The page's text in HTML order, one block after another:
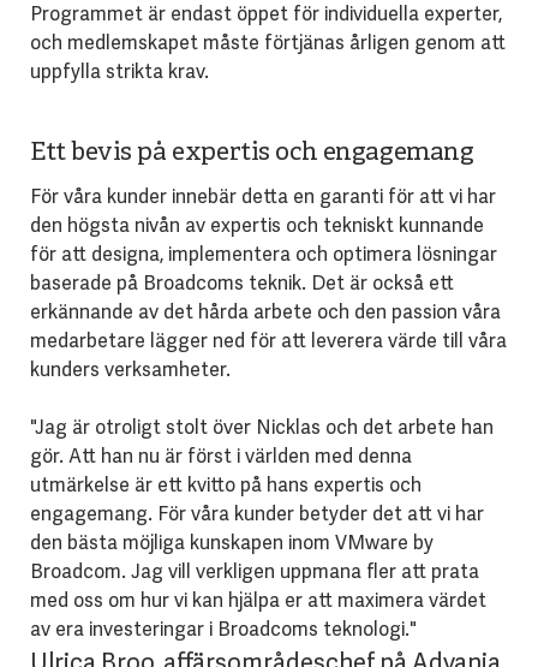
Programmet är endast öppet för individuella experter,
och medlemskapet måste förtjänas årligen genom att
uppfylla strikta krav.
Ett bevis på expertis och engagemang
För våra kunder innebär detta en garanti för att vi har
den högsta nivån av expertis och tekniskt kunnande
för att designa, implementera och optimera lösningar
baserade på Broadcoms teknik. Det är också ett
erkännande av det hårda arbete och den passion våra
medarbetare lägger ned för att leverera värde till våra
kunders verksamheter.
"Jag är otroligt stolt över Nicklas och det arbete han
gör. Att han nu är först i världen med denna
utmärkelse är ett kvitto på hans expertis och
engagemang. För våra kunder betyder det att vi har
den bästa möjliga kunskapen inom VMware by
Broadcom. Jag vill verkligen uppmana fler att prata
med oss om hur vi kan hjälpa er att maximera värdet
av era investeringar i Broadcoms teknologi."